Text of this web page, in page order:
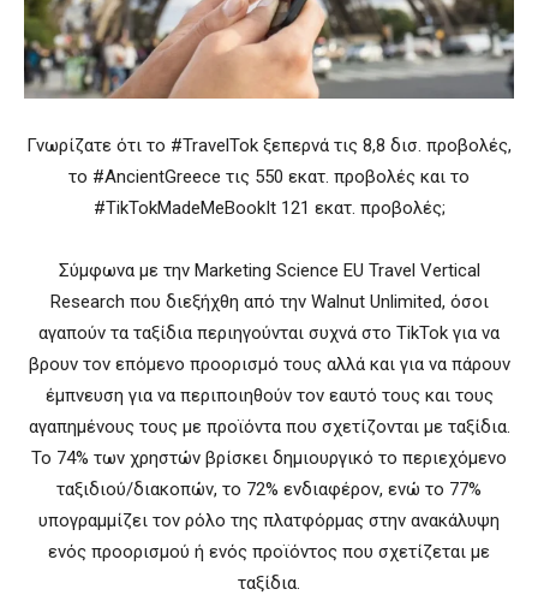
Γνωρίζατε ότι το #TravelTok ξεπερνά τις 8,8 δισ. προβολές,
το #AncientGreece τις 550 εκατ. προβολές και το
#TikTokMadeMeBookIt 121 εκατ. προβολές;
Σύμφωνα με την Marketing Science EU Travel Vertical
Research που διεξήχθη από την Walnut Unlimited, όσοι
αγαπούν τα ταξίδια περιηγούνται συχνά στο TikTok για να
βρουν τον επόμενο προορισμό τους αλλά και για να πάρουν
έμπνευση για να περιποιηθούν τον εαυτό τους και τους
αγαπημένους τους με προϊόντα που σχετίζονται με ταξίδια.
Το 74% των χρηστών βρίσκει δημιουργικό το περιεχόμενο
ταξιδιού/διακοπών, το 72% ενδιαφέρον, ενώ το 77%
υπογραμμίζει τον ρόλο της πλατφόρμας στην ανακάλυψη
ενός προορισμού ή ενός προϊόντος που σχετίζεται με
ταξίδια.